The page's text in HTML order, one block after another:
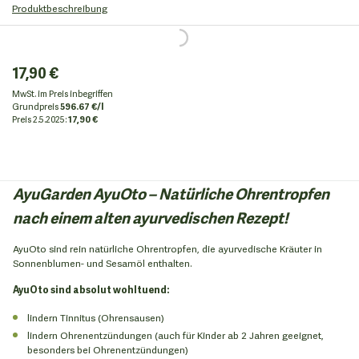
Produktbeschreibung
17,90 €
MwSt. im Preis inbegriffen
Grundpreis596.67 €/l
Preis2.5.2025:17,90 €
AyuGarden AyuOto – Natürliche Ohrentropfen
nach einem alten ayurvedischen Rezept!
AyuOto sind rein natürliche Ohrentropfen, die ayurvedische Kräuter in
Sonnenblumen- und Sesamöl enthalten.
AyuOto sind absolut wohltuend:
lindern Tinnitus (Ohrensausen)
lindern Ohrenentzündungen (auch für Kinder ab 2 Jahren geeignet,
besonders bei Ohrenentzündungen)